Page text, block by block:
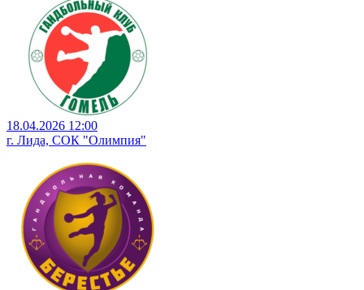
18.04.2026 12:00
г. Лида, СОК "Олимпия"